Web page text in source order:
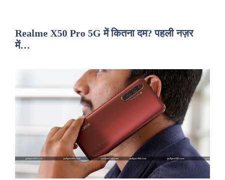
Realme X50 Pro 5G में कितना दम? पहली नज़र
में…